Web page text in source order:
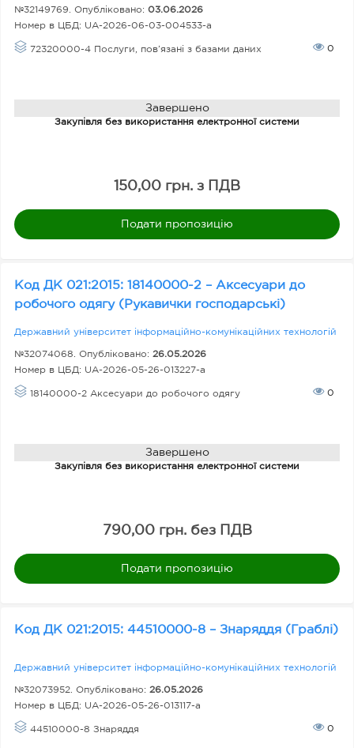
№32149769. Опубліковано: 03.06.2026
Номер в ЦБД: UA-2026-06-03-004533-a
72320000-4 Послуги, пов’язані з базами даних 0
Завершено
Закупівля без використання електронної системи
150,00 грн. з ПДВ
Подати пропозицію
Код ДК 021:2015: 18140000-2 – Аксесуари до
робочого одягу (Рукавички господарські)
Державний університет інформаційно-комунікаційних технологій
№32074068. Опубліковано: 26.05.2026
Номер в ЦБД: UA-2026-05-26-013227-a
18140000-2 Аксесуари до робочого одягу 0
Завершено
Закупівля без використання електронної системи
790,00 грн. без ПДВ
Подати пропозицію
Код ДК 021:2015: 44510000-8 – Знаряддя (Граблі)
Державний університет інформаційно-комунікаційних технологій
№32073952. Опубліковано: 26.05.2026
Номер в ЦБД: UA-2026-05-26-013117-a
44510000-8 Знаряддя 0